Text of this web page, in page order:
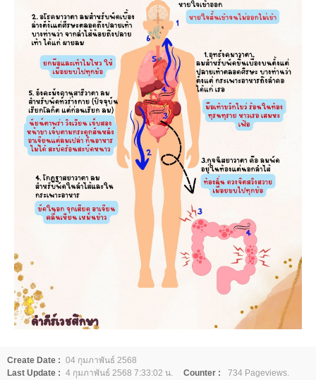
Create Date : 04 กุมภาพันธ์ 2568
Last Update : 4 กุมภาพันธ์ 2568 7:33:02 น. Counter :
734 Pageviews.